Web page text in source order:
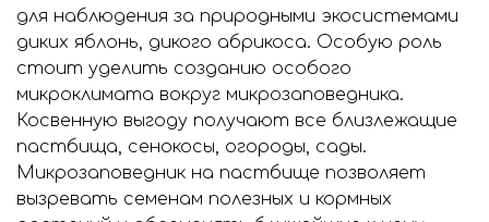
для наблюдения за природными экосистемами
диких яблонь, дикого абрикоса. Особую роль
стоит уделить созданию особого
микроклимата вокруг микрозаповедника.
Косвенную выгоду получают все близлежащие
пастбища, сенокосы, огороды, сады.
Микрозаповедник на пастбище позволяет
вызревать семенам полезных и кормных